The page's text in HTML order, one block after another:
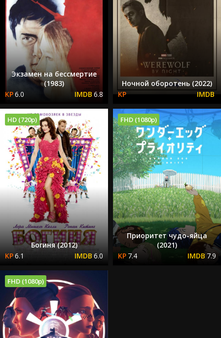
Экзамен на бессмертие
(1983)
6.0
6.8
Ночной оборотень (2022)
HD (720p)
Богиня (2012)
6.1
6.0
FHD (1080p)
Приоритет чудо-яйца
(2021)
7.4
7.9
FHD (1080p)